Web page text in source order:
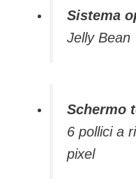
Sistema
Jelly Bean
Schermo
6 pollici a
pixel